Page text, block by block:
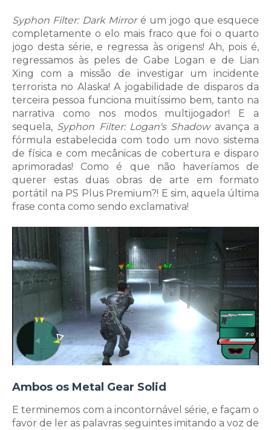
Syphon Filter: Dark Mirroré um jogo que esquece
completamente o elo mais fraco que foi o quarto
jogo desta série, e regressa às origens! Ah, pois é,
regressamos às peles de Gabe Logan e de Lian
Xing com a missão de investigar um incidente
terrorista no Alaska! A jogabilidade de disparos da
terceira pessoa funciona muitíssimo bem, tanto na
narrativa como nos modos multijogador! E a
sequela, Syphon Filter: Logan's Shadowavança a
fórmula estabelecida com todo um novo sistema
de física e com mecânicas de cobertura e disparo
aprimoradas! Como é que não haveríamos de
querer estas duas obras de arte em formato
portátil na PS Plus Premium?! E sim, aquela última
frase conta como sendo exclamativa!
Ambos os Metal Gear Solid
E terminemos com a incontornável série, e façam o
favor de ler as palavras seguintes imitando a voz de